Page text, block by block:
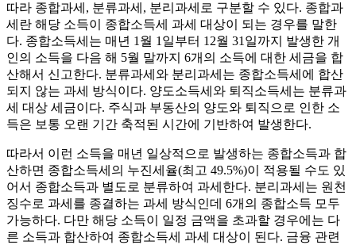
따라 종합과세, 분류과세, 분리과세로 구분할 수 있다. 종합과
세란 해당 소득이 종합소득세 과세 대상이 되는 경우를 말한
다. 종합소득세는 매년 1월 1일부터 12월 31일까지 발생한 개
인의 소득을 다음 해 5월 말까지 6개의 소득에 대한 세금을 합
산해서 신고한다. 분류과세와 분리과세는 종합소득세에 합산
되지 않는 과세 방식이다. 양도소득세와 퇴직소득세는 분류과
세 대상 세금이다. 주식과 부동산의 양도와 퇴직으로 인한 소
득은 보통 오랜 기간 축적된 시간에 기반하여 발생한다.
따라서 이런 소득을 매년 일상적으로 발생하는 종합소득과 합
산하면 종합소득세의 누진세율(최고 49.5%)이 적용될 수도 있
어서 종합소득과 별도로 분류하여 과세한다. 분리과세는 원천
징수로 과세를 종결하는 과세 방식인데 6개의 종합소득 모두
가능하다. 다만 해당 소득이 일정 금액을 초과할 경우에는 다
른 소득과 합산하여 종합소득세 과세 대상이 된다. 금융 관련